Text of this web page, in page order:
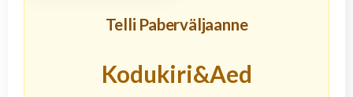
Telli Paberväljaanne
Kodukiri&Aed